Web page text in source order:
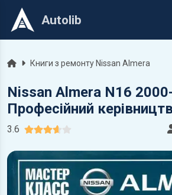
Autolib
ГоловнаКниги з ремонту Nissan Almera
Nissan Almera N16
Професійний
3.6